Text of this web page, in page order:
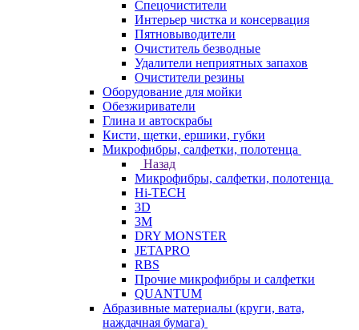
Спецочистители
Интерьер чистка и консервация
Пятновыводители
Очиститель безводные
Удалители неприятных запахов
Очистители резины
Оборудование для мойки
Обезжириватели
Глина и автоскрабы
Кисти, щетки, ершики, губки
Микрофибры, салфетки, полотенца
Назад
Микрофибры, салфетки, полотенца
Hi-TECH
3D
3М
DRY MONSTER
JETAPRO
RBS
Прочие микрофибры и салфетки
QUANTUM
Абразивные материалы (круги, вата,
наждачная бумага)